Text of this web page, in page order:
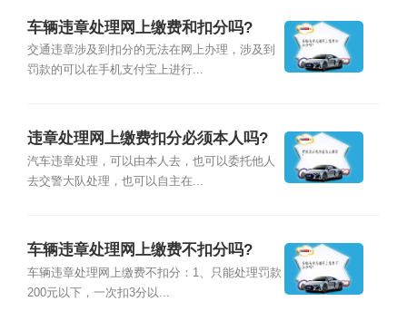
车辆违章处理网上缴费和扣分吗?
交通违章涉及到扣分的无法在网上办理，涉及到
罚款的可以在手机支付宝上进行...
违章处理网上缴费扣分必须本人吗?
汽车违章处理，可以由本人去，也可以委托他人
去交警大队处理，也可以自主在...
车辆违章处理网上缴费不扣分吗?
车辆违章处理网上缴费不扣分：1、只能处理罚款
200元以下，一次扣3分以...